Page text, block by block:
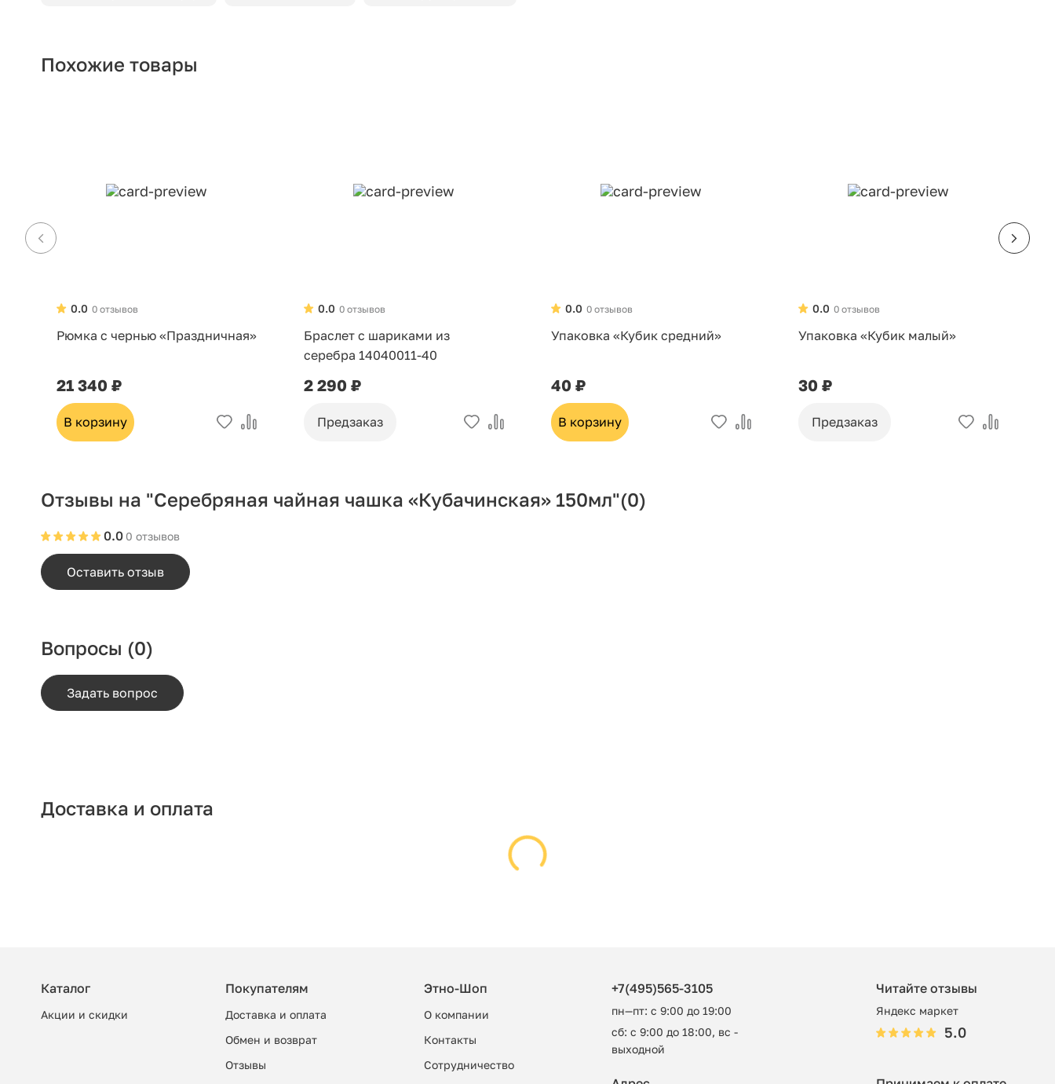
Похожие товары
0 отзывов
0.0
Рюмка с чернью «Праздничная»
21 340 ₽
В корзину
0 отзывов
0.0
Браслет с шариками из
серебра 14040011-40
2 290 ₽
Предзаказ
0 отзывов
0.0
Упаковка «Кубик средний»
40 ₽
В корзину
0 отзывов
0.0
Упаковка «Кубик малый»
30 ₽
Предзаказ
Отзывы на "Серебряная чайная чашка «Кубачинская» 150мл"(0)
0 отзывов
0.0
Оставить отзыв
Вопросы (0)
Задать вопрос
Доставка и оплата
Каталог
Акции и скидки
Покупателям
Доставка и оплата
Обмен и возврат
Отзывы
Этно-Шоп
О компании
Контакты
Сотрудничество
+7(495)565-3105
пн—пт: с 9:00 до 19:00
сб: с 9:00 до 18:00, вс -
выходной
Читайте отзывы
Яндекс маркет
5.0